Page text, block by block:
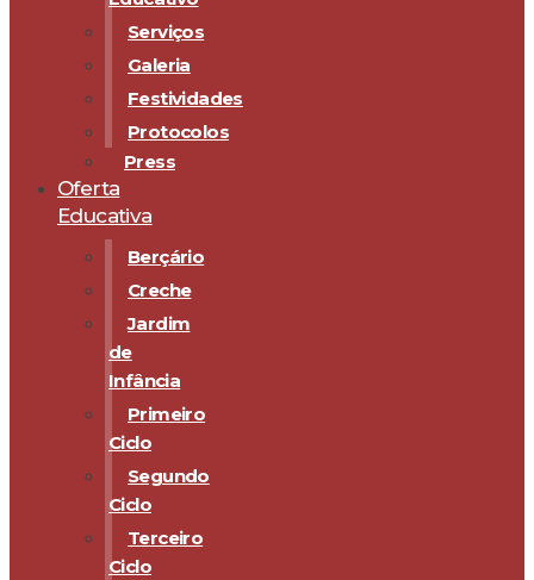
Serviços
Galeria
Festividades
Protocolos
Press
Oferta
Educativa
Berçário
Creche
Jardim
de
Infância
Primeiro
Ciclo
Segundo
Ciclo
Terceiro
Ciclo